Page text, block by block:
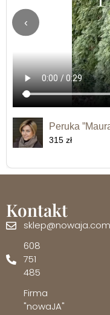
‹
Peruka
315 zł
Kontakt
608
751
485
Firma
"nowaJA"